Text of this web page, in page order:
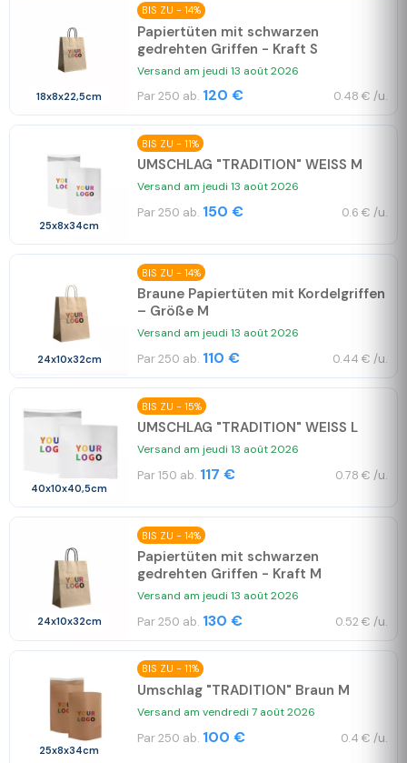
18x8x22,5cm
BIS ZU - 14%
Papiertüten mit schwarzen
gedrehten Griffen - Kraft S
Versand am jeudi 13 août 2026
Par 250 ab. 120 € 0.48 € /u.
25x8x34cm
BIS ZU - 11%
UMSCHLAG "TRADITION" WEISS M
Versand am jeudi 13 août 2026
Par 250 ab. 150 € 0.6 € /u.
24x10x32cm
BIS ZU - 14%
Braune Papiertüten mit Kordelgriffen
– Größe M
Versand am jeudi 13 août 2026
Par 250 ab. 110 € 0.44 € /u.
40x10x40,5cm
BIS ZU - 15%
UMSCHLAG "TRADITION" WEISS L
Versand am jeudi 13 août 2026
Par 150 ab. 117 € 0.78 € /u.
24x10x32cm
BIS ZU - 14%
Papiertüten mit schwarzen
gedrehten Griffen - Kraft M
Versand am jeudi 13 août 2026
Par 250 ab. 130 € 0.52 € /u.
25x8x34cm
BIS ZU - 11%
Umschlag "TRADITION" Braun M
Versand am vendredi 7 août 2026
Par 250 ab. 100 € 0.4 € /u.